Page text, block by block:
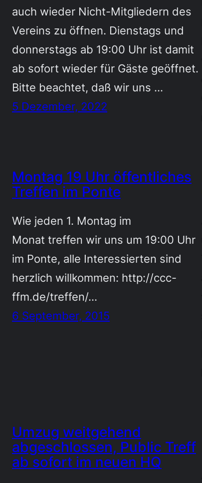
auch wieder Nicht-Mitgliedern des
Vereins zu öffnen. Dienstags und
donnerstags ab 19:00 Uhr ist damit
ab sofort wieder für Gäste geöffnet.
Bitte beachtet, daß wir uns …
5 Dezember, 2022
Montag 19 Uhr öffentliches
Treffen im Ponte
Wie jeden 1. Montag im
Monat treffen wir uns um 19:00 Uhr
im Ponte, alle Interessierten sind
herzlich willkommen: http://ccc-
ffm.de/treffen/…
6 September, 2015
Umzug weitgehend
abgeschlossen, Public Treff
ab sofort im neuen HQ